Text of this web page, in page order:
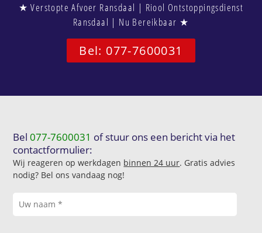
★ Verstopte Afvoer Ransdaal | Riool Ontstoppingsdienst
Ransdaal | Nu Bereikbaar ★
Bel: 077-7600031
Bel077-7600031 of stuur ons een bericht via het
contactformulier:
Wij reageren op werkdagen binnen 24 uur. Gratis advies
nodig? Bel ons vandaag nog!